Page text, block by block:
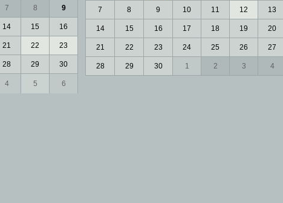
7 8 9
14 15 16
21 22 23
28 29 30
4 5 6
7 8 9 10 11 12 13
14 15 16 17 18 19 20
21 22 23 24 25 26 27
28 29 30 1 2 3 4